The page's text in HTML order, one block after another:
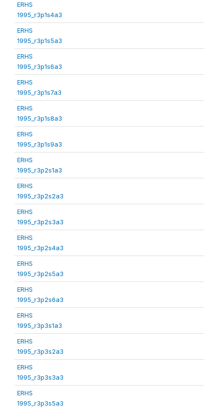
ERHS
1995_r3p1s4a3
ERHS
1995_r3p1s5a3
ERHS
1995_r3p1s6a3
ERHS
1995_r3p1s7a3
ERHS
1995_r3p1s8a3
ERHS
1995_r3p1s9a3
ERHS
1995_r3p2s1a3
ERHS
1995_r3p2s2a3
ERHS
1995_r3p2s3a3
ERHS
1995_r3p2s4a3
ERHS
1995_r3p2s5a3
ERHS
1995_r3p2s6a3
ERHS
1995_r3p3s1a3
ERHS
1995_r3p3s2a3
ERHS
1995_r3p3s3a3
ERHS
1995_r3p3s5a3